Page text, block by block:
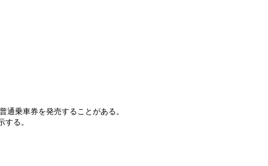
乗車券を発売することがある。
る。